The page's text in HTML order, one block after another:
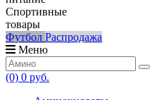
Спортивные
товары
Футбол Распродажа
Меню
(0) 0 руб.